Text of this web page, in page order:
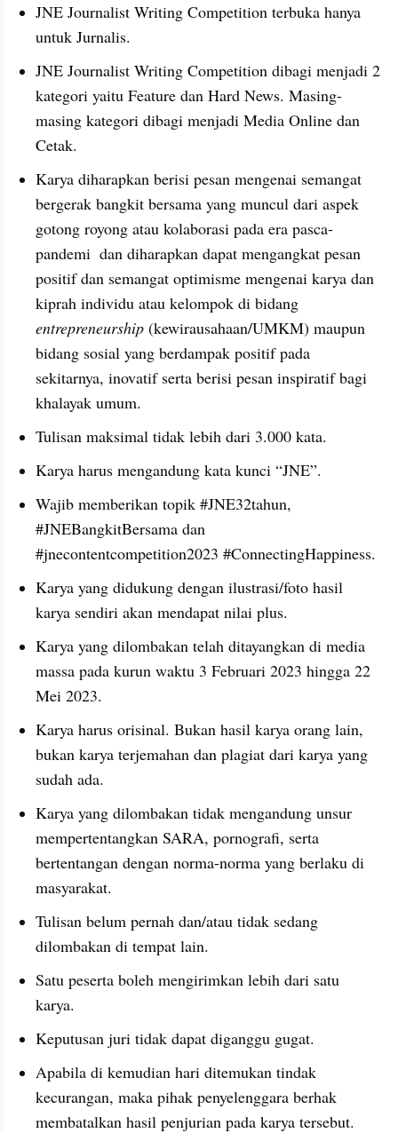
JNE Journalist Writing Competition terbuka hanya
untuk Jurnalis.
JNE Journalist Writing Competition dibagi menjadi 2
kategori yaitu Feature dan Hard News. Masing-
masing kategori dibagi menjadi Media Online dan
Cetak.
Karya diharapkan berisi pesan mengenai semangat
bergerak bangkit bersama yang muncul dari aspek
gotong royong atau kolaborasi pada era pasca-
pandemi  dan diharapkan dapat mengangkat pesan
positif dan semangat optimisme mengenai karya dan
entrepreneurship (kewirausahaan/UMKM) maupun
bidang sosial yang berdampak positif pada
sekitarnya, inovatif serta berisi pesan inspiratif bagi
khalayak umum.
Tulisan maksimal tidak lebih dari 3.000 kata.
Karya harus mengandung kata kunci “JNE”.
Wajib memberikan topik #JNE32tahun,
#JNEBangkitBersama dan
#jnecontentcompetition2023 #ConnectingHappiness.
Karya yang didukung dengan ilustrasi/foto hasil
karya sendiri akan mendapat nilai plus.
Karya yang dilombakan telah ditayangkan di media
massa pada kurun waktu 3 Februari 2023 hingga 22
Mei 2023.
Karya harus orisinal. Bukan hasil karya orang lain,
bukan karya terjemahan dan plagiat dari karya yang
sudah ada.
Karya yang dilombakan tidak mengandung unsur
mempertentangkan SARA, pornografi, serta
bertentangan dengan norma-norma yang berlaku di
masyarakat.
Tulisan belum pernah dan/atau tidak sedang
dilombakan di tempat lain.
Satu peserta boleh mengirimkan lebih dari satu
karya.
Keputusan juri tidak dapat diganggu gugat.
Apabila di kemudian hari ditemukan tindak
kecurangan, maka pihak penyelenggara berhak
membatalkan hasil penjurian pada karya tersebut.